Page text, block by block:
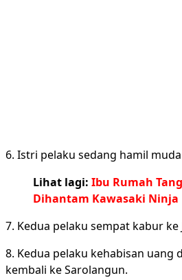
6. Istri pelaku sedang hamil
Lihat lagi: Ibu Rumah
Dihantam Kawasaki Ninja
7. Kedua pelaku sempat kabur ke
8. Kedua pelaku kehabisan uang
kembali ke Sarolangun.